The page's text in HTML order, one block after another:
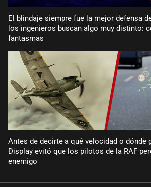
El blindaje siempre fue la mejor defensa
los ingenieros buscan algo muy distinto:
fantasmas
Antes de decirte a qué velocidad o dónde
Display evitó que los pilotos de la RAF
enemigo